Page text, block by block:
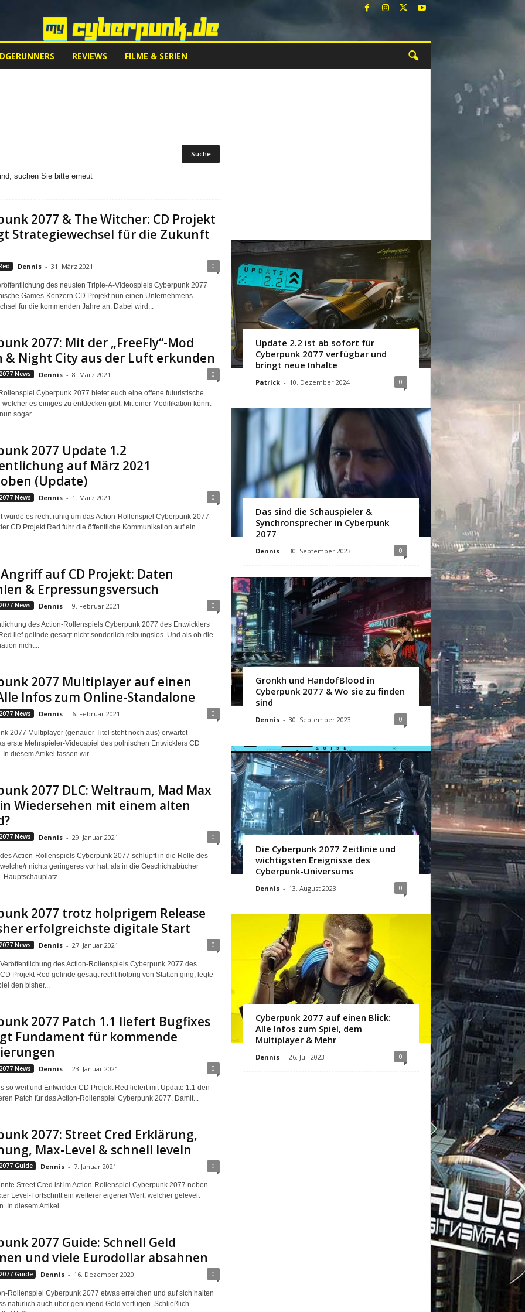
REVIEWS FILME & SERIEN
suchen Sie bitte erneut
2077 & The Witcher: CD Projekt
Strategiewechsel für die Zukunft
Dennis - 31. März 2021 0
des neusten Triple-A-Videospiels Cyberpunk 2077
Games-Konzern CD Projekt nun einen Unternehmens-
für die kommenden Jahre an. Dabei wird...
2077: Mit der „FreeFly“-Mod
& Night City aus der Luft erkunden
News Dennis - 8. März 2021 0
Cyberpunk 2077 bietet euch eine offene futuristische
welcher es einiges zu entdecken gibt. Mit einer Modifikation könnt
sogar...
2077 Update 1.2
auf März 2021
(Update)
News Dennis - 1. März 2021 0
wurde es recht ruhig um das Action-Rollenspiel Cyberpunk 2077
CD Projekt Red fuhr die öffentliche Kommunikation auf ein
auf CD Projekt: Daten
& Erpressungsversuch
News Dennis - 9. Februar 2021 0
des Action-Rollenspiels Cyberpunk 2077 des Entwicklers
lief gelinde gesagt nicht sonderlich reibungslos. Und als ob die
nicht...
2077 Multiplayer auf einen
Infos zum Online-Standalone
News Dennis - 6. Februar 2021 0
2077 Multiplayer (genauer Titel steht noch aus) erwartet
erste Mehrspieler-Videospiel des polnischen Entwicklers CD
In diesem Artikel fassen wir...
2077 DLC: Weltraum, Mad Max
Wiedersehen mit einem alten
News Dennis - 29. Januar 2021 0
Action-Rollenspiels Cyberpunk 2077 schlüpft in die Rolle des
r nichts geringeres vor hat, als in die Geschichtsbücher
Hauptschauplatz...
2077 trotz holprigem Release
erfolgreichste digitale Start
News Dennis - 27. Januar 2021 0
des Action-Rollenspiels Cyberpunk 2077 des
Projekt Red gelinde gesagt recht holprig von Statten ging, legte
den bisher...
2077 Patch 1.1 liefert Bugfixes
Fundament für kommende
News Dennis - 23. Januar 2021 0
so weit und Entwickler CD Projekt Red liefert mit Update 1.1 den
Patch für das Action-Rollenspiel Cyberpunk 2077. Damit...
2077: Street Cred Erklärung,
Max-Level & schnell leveln
Guide Dennis - 7. Januar 2021 0
Street Cred ist im Action-Rollenspiel Cyberpunk 2077 neben
Level-Fortschritt ein weiterer eigener Wert, welcher gelevelt
In diesem Artikel...
2077 Guide: Schnell Geld
und viele Eurodollar absahnen
Guide Dennis - 16. Dezember 2020 0
Rollenspiel Cyberpunk 2077 etwas erreichen und auf sich halten
natürlich auch über genügend Geld verfügen. Schließlich
Update 2.2 ist ab sofort für
Cyberpunk 2077 verfügbar und
bringt neue Inhalte
Patrick - 10. Dezember 2024 0
Das sind die Schauspieler &
Synchronsprecher in Cyberpunk
2077
Dennis - 30. September 2023 0
Gronkh und HandofBlood in
Cyberpunk 2077 & Wo sie zu finden
sind
Dennis - 30. September 2023 0
Die Cyberpunk 2077 Zeitlinie und
wichtigsten Ereignisse des
Cyberpunk-Universums
Dennis - 13. August 2023 0
Cyberpunk 2077 auf einen Blick:
Alle Infos zum Spiel, dem
Multiplayer & Mehr
Dennis - 26. Juli 2023 0